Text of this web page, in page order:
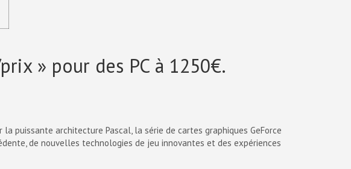
» pour des PC à 1250€.
puissante architecture Pascal, la série de cartes graphiques GeForce
de nouvelles technologies de jeu innovantes et des expériences